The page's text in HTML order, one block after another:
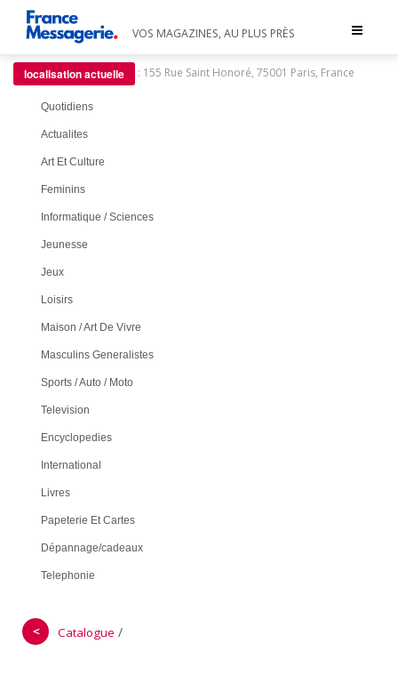
Toggle
VOS MAGAZINES, AU PLUS PRÈS
localisation actuelle : 155 Rue Saint Honoré, 75001 Paris, France
Quotidiens
Actualites
Art Et Culture
Feminins
Informatique / Sciences
Jeunesse
Jeux
Loisirs
Maison / Art De Vivre
Masculins Generalistes
Sports / Auto / Moto
Television
Encyclopedies
International
Livres
Papeterie Et Cartes
Dépannage/cadeaux
Telephonie
＜ Catalogue /